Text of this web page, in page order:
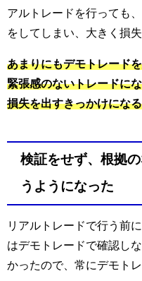
アルトレードを行っても
をしてしまい、大きく損
あまりにもデモトレード
緊張感のないトレードに
損失を出すきっかけにな
検証をせず、根拠
うようになった
リアルトレードで行う前
はデモトレードで確認し
かったので、常にデモト